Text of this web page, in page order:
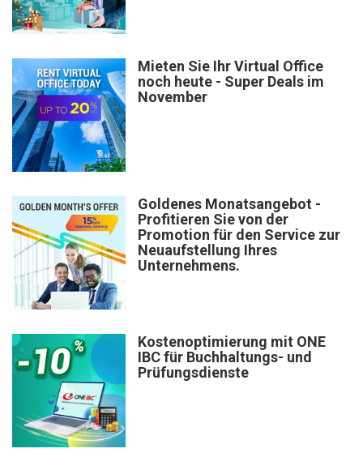
Mieten Sie Ihr Virtual Office
noch heute - Super Deals im
November
Goldenes Monatsangebot -
Profitieren Sie von der
Promotion für den Service zur
Neuaufstellung Ihres
Unternehmens.
Kostenoptimierung mit ONE
IBC für Buchhaltungs- und
Prüfungsdienste